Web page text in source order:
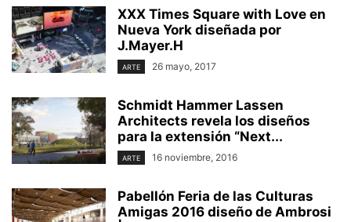
XXX Times Square with Love en
Nueva York diseñada por
J.Mayer.H
ARTE 26 mayo, 2017
Schmidt Hammer Lassen
Architects revela los diseños
para la extensión “Next...
ARTE 16 noviembre, 2016
Pabellón Feria de las Culturas
Amigas 2016 diseño de Ambrosi